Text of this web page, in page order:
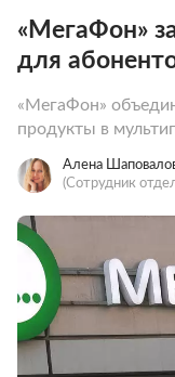
«МегаФон»
для
«МегаФон»
продукты в
Алена
(Сотрудник